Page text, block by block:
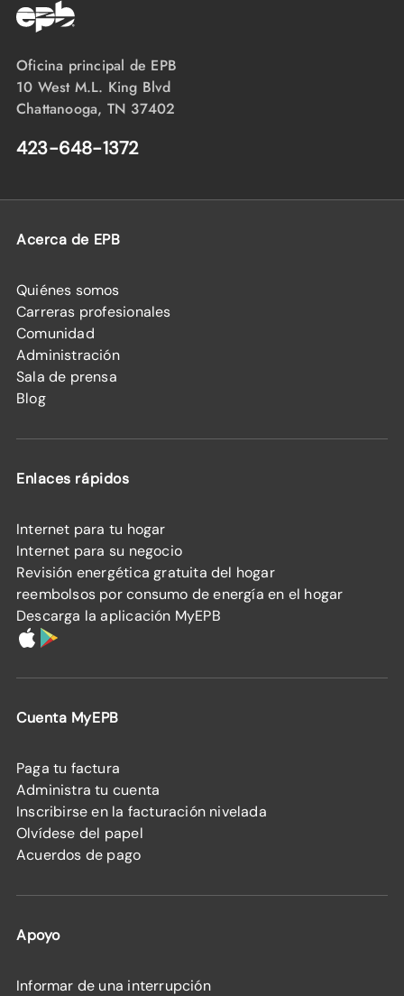
Oficina principal de EPB
10 West M.L. King Blvd
Chattanooga, TN 37402
423-648-1372
Acerca de EPB
Quiénes somos
Carreras profesionales
Comunidad
Administración
Sala de prensa
Blog
Enlaces rápidos
Internet para tu hogar
Internet para su negocio
Revisión energética gratuita del hogar
reembolsos por consumo de energía en el hogar
Descarga la aplicación MyEPB
Cuenta MyEPB
Paga tu factura
Administra tu cuenta
Inscribirse en la facturación nivelada
Olvídese del papel
Acuerdos de pago
Apoyo
Informar de una interrupción